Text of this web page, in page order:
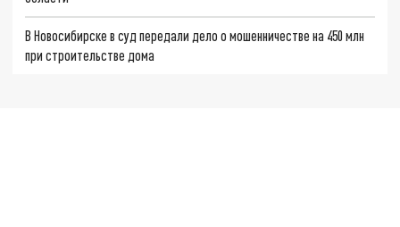
В Новосибирске в суд передали дело о мошенничестве на 450 млн
при строительстве дома